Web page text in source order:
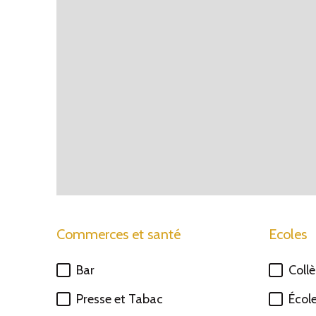
Commerces et santé
Bar
Presse et Tabac
Ecoles